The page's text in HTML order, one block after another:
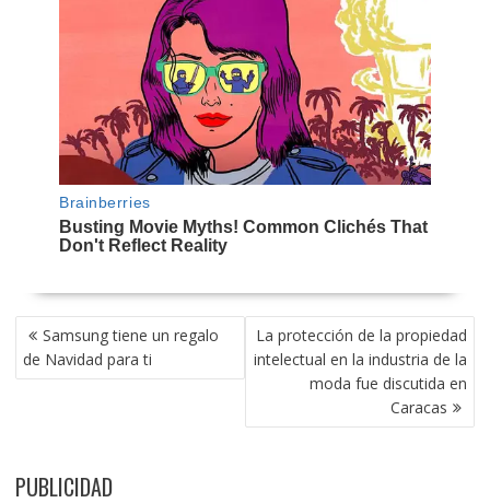
NAVEGACIÓN
DE
ENTRADAS
Samsung tiene un regalo
de Navidad para ti
La protección de la propiedad
intelectual en la industria de la
moda fue discutida en
Caracas
PUBLICIDAD